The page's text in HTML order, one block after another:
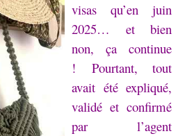
visas qu’en juin
2025… et bien
non, ça continue
! Pourtant, tout
avait été expliqué,
validé et confirmé
par l’agent